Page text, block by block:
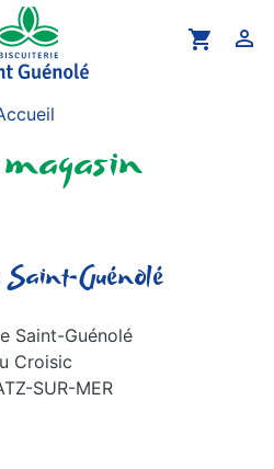
shopping_cart 
Saint-Guénolé
Saint-Guénolé
Croisic
SUR-MER